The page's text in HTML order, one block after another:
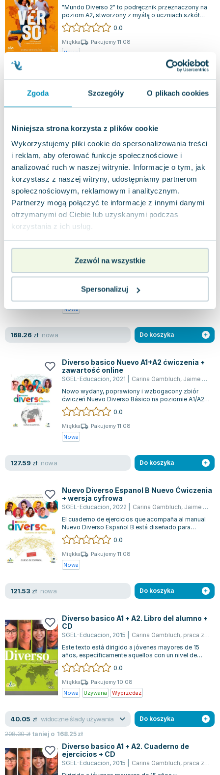
Zgoda Szczegóły O plikach cookies
Niniejsza strona korzysta z plików cookie
Wykorzystujemy pliki cookie do spersonalizowania treści
i reklam, aby oferować funkcje społecznościowe i
analizować ruch w naszej witrynie. Informacje o tym, jak
korzystasz z naszej witryny, udostępniamy partnerom
społecznościowym, reklamowym i analitycznym.
Partnerzy mogą połączyć te informacje z innymi danymi
otrzymanymi od Ciebie lub uzyskanymi podczas
korzystania z ich usług.
Zezwól na wszystkie
Spersonalizuj
"Mundo Diverso 2" to podręcznik przeznaczony na
poziom A2, stworzony z myślą o uczniach szkół
ponadpodstawowych oraz studentach. P...
0.0
Miękka
Pakujemy 11.08
Nowa
207.51zł nowa Do koszyka
Mundo Diverso 3 Podręcznik + ćwiczenia
przeznaczona dla uczniów szkół średnich i
studentów, którzy osiągnęli poziom B1 w nauce ję...
0.0
Miękka
Pakujemy 11.08
Nowa
207.51zł nowa Do koszyka
alumno
Edelsa,2019| Susana Ortiz,Geni Alonso,Alonso Arija Encina
El curso "Experiencias internacional 1" es un
innovador método diseñado para estudiantes de
nivel A1 en cursos extensivos, donde l...
Nowa
168.26 zł nowa Do koszyka
Diverso basico Nuevo A1+A2 ćwiczenia +
zawartość online
SGEL-Educacion, 2021 Carina Gambluch, Jaime Corpas
Nowo wydany, poprawiony i wzbogacony zbiór
ćwiczeń Nuevo Diverso Básico na poziomie A1/A2
skierowany jest do uczniów szkół średnic...
0.0
Miękka
Pakujemy 11.08
Nowa
127.59 zł nowa Do koszyka
Nuevo Diverso Espanol B Nuevo Ćwiczenia
+ wersja cyfrowa
SGEL-Educacion, 2022 Carina Gambluch, Jaime Corpas
El cuaderno de ejercicios que acompaña al manual
Nuevo Diverso Español B está diseñado para
estudiantes del Bachillerato Internaci...
0.0
Miękka
Pakujemy 11.08
Nowa
121.53 zł nowa Do koszyka
Diverso basico A1 + A2. Libro del alumno +
CD
SGEL-Educacion, 2015 Carina Gambluch, praca zbiorowa
Este texto está dirigido a jóvenes mayores de 15
años, específicamente aquellos con un nivel de
español A1 y A2, así como a estudi...
0.0
Miękka
Pakujemy 10.08
Nowa
Używana Wyprzedaż
40.05 zł widoczne ślady używania
208.30zł taniej o 168.25zł
Do koszyka
Diverso basico A1 + A2. Cuaderno de
ejercicios + CD
SGEL-Educacion, 2015 Carina Gambluch, praca zbiorowa